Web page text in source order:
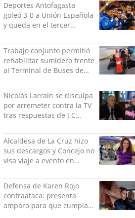
Deportes Antofagasta
goleó 3-0 a Unión Española
y queda en el tercer
Ascenso
Trabajo conjunto permitió
rehabilitar sumidero frente
al Terminal de Buses de
Nicolás Larraín se disculpa
por arremeter contra la TV
tras respuestas de J.C
Alcaldesa de La Cruz hizo
sus descargos y Concejo no
visa viaje a evento en
grabación con abuso
sexual infantil
Defensa de Karen Rojo
contraataca: presenta
amparo para que cumpla